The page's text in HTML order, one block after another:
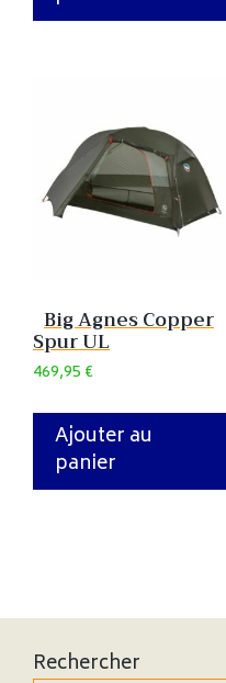
Big Agnes Copper
Spur UL
469,95€
Ajouter au
panier
Rechercher